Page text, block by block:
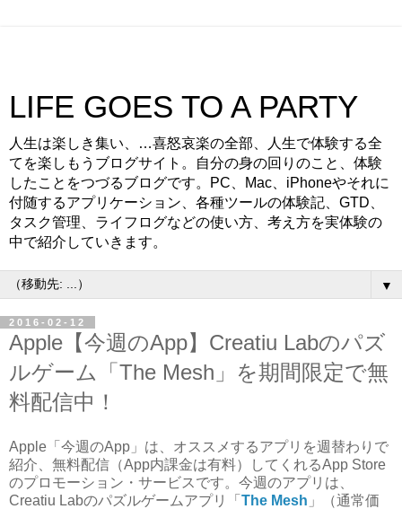
LIFE GOES TO A PARTY
人生は楽しき集い、…喜怒哀楽の全部、人生で体験する全
てを楽しもうブログサイト。自分の身の回りのこと、体験
したことをつづるブログです。PC、Mac、iPhoneやそれに
付随するアプリケーション、各種ツールの体験記、GTD、
タスク管理、ライフログなどの使い方、考え方を実体験の
中で紹介していきます。
▼
2016-02-12
Apple【今週のApp】Creatiu Labのパズ
ルゲーム「The Mesh」を期間限定で無
料配信中！
Apple「今週のApp」は、オススメするアプリを週替わりで
紹介、無料配信（App内課金は有料）してくれるApp Store
のプロモーション・サービスです。今週のアプリは、
Creatiu Labのパズルゲームアプリ「 The Mesh 」（通常価